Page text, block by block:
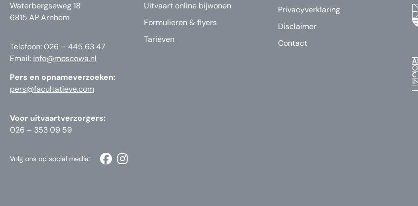
Waterbergseweg 18
6815 AP Arnhem
Telefoon: 026 – 445 63 47
Email: info@moscowa.nl
Pers en opnameverzoeken:
pers@facultatieve.com
Voor uitvaartverzorgers:
026 – 353 09 59
Uitvaart online bijwonen
Formulieren & flyers
Tarieven
Privacyverklaring
Disclaimer
Contact
Volg ons op social media: